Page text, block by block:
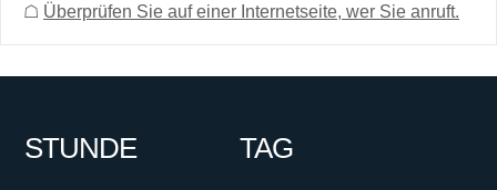
☖ Überprüfen Sie auf einer Internetseite, wer Sie anruft.
STUNDE TAG